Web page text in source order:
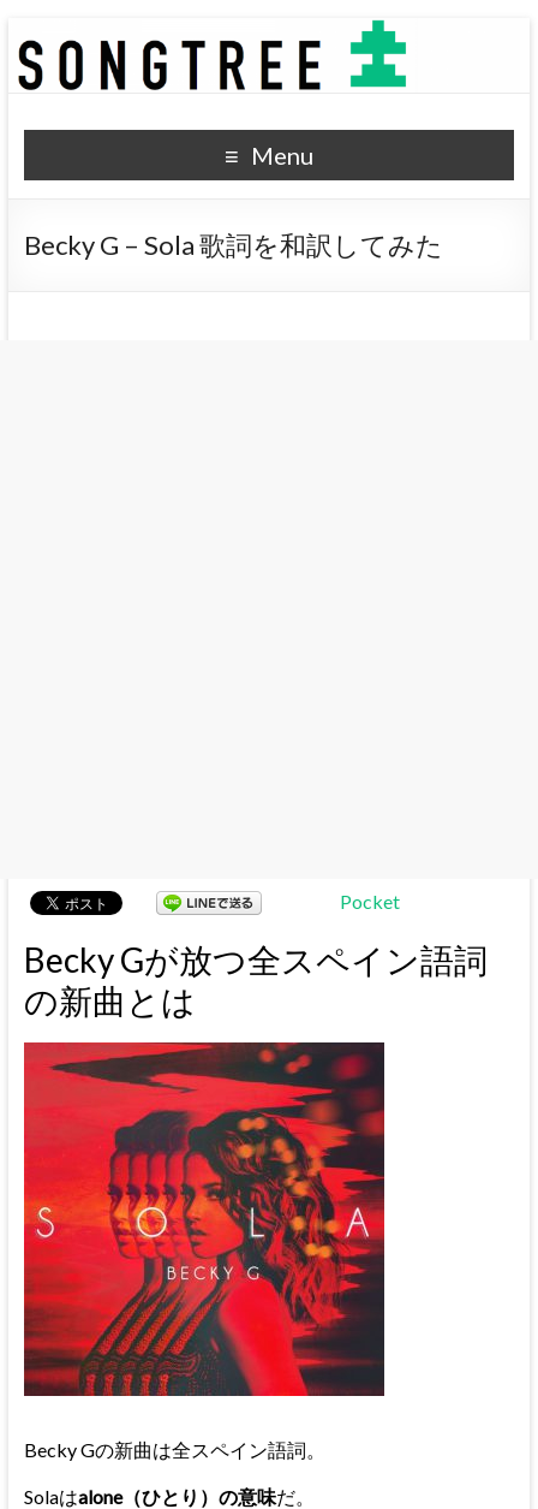
SONGTREE
洋楽歌詞の和訳なら
Menu
Becky G – Sola 歌詞を和訳してみた
Pocket
Becky Gが放つ全スペイン語詞
の新曲とは
Becky Gの新曲は全スペイン語詞。
Solaはalone（ひとり）の意味だ。